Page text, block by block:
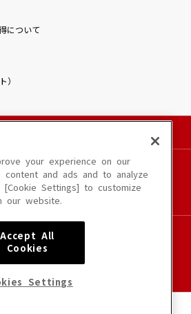
について
）
文章・画像・写真・動画・音声等を、手段や形態を
超えて無断で複製、転載、ファイル化などすることを
信状況によりご利用いただけない場合があります。
い場合があります。
6602250112Y38026 6602250240Y31015
ID000002937 ID000002938
your experience on our
content and ads and to analyze
Settings] to customize
our website.
Accept All
Cookies
Settings